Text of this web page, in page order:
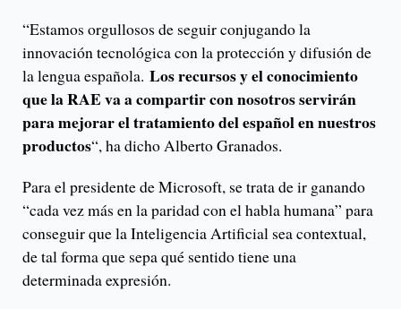
“Estamos orgullosos de seguir conjugando la
innovación tecnológica con la protección y difusión de
la lengua española. Los recursos y el conocimiento
que la RAE va a compartir con nosotros servirán
para mejorar el tratamiento del español en nuestros
productos“, ha dicho Alberto Granados.
Para el presidente de Microsoft, se trata de ir ganando
“cada vez más en la paridad con el habla humana” para
conseguir que la Inteligencia Artificial sea contextual,
de tal forma que sepa qué sentido tiene una
determinada expresión.